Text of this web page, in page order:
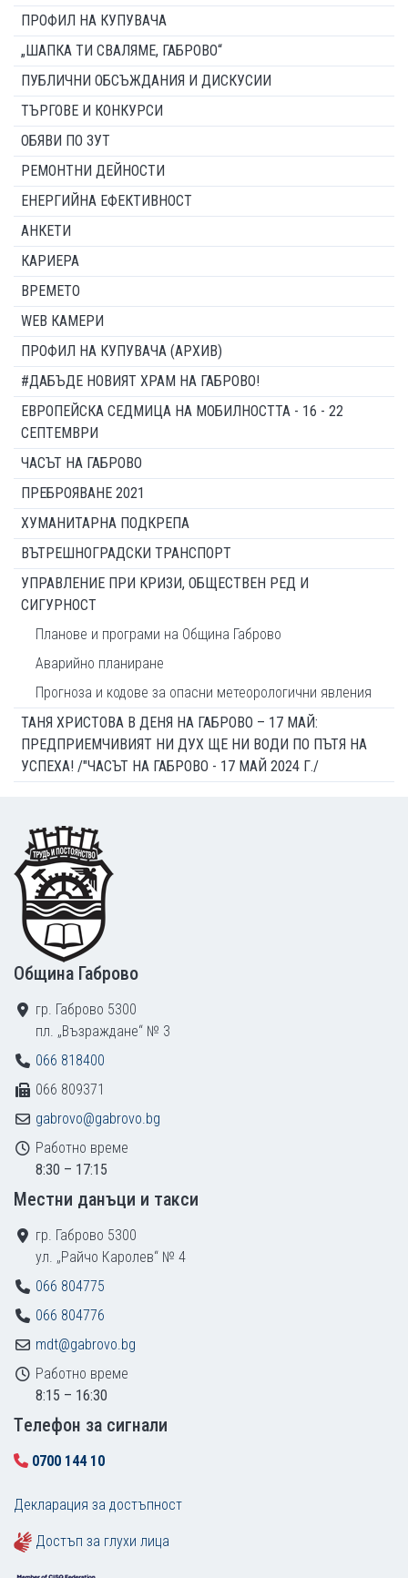
ПРОФИЛ НА КУПУВАЧА
„ШАПКА ТИ СВАЛЯМЕ, ГАБРОВО“
ПУБЛИЧНИ ОБСЪЖДАНИЯ И ДИСКУСИИ
ТЪРГОВЕ И КОНКУРСИ
ОБЯВИ ПО ЗУТ
РЕМОНТНИ ДЕЙНОСТИ
ЕНЕРГИЙНА ЕФЕКТИВНОСТ
АНКЕТИ
КАРИЕРА
ВРЕМЕТО
WEB КАМЕРИ
ПРОФИЛ НА КУПУВАЧА (АРХИВ)
#ДАБЪДЕ НОВИЯТ ХРАМ НА ГАБРОВО!
ЕВРОПЕЙСКА СЕДМИЦА НА МОБИЛНОСТТА - 16 - 22
СЕПТЕМВРИ
ЧАСЪТ НА ГАБРОВО
ПРЕБРОЯВАНЕ 2021
ХУМАНИТАРНА ПОДКРЕПА
ВЪТРЕШНОГРАДСКИ ТРАНСПОРТ
УПРАВЛЕНИЕ ПРИ КРИЗИ, ОБЩЕСТВЕН РЕД И
СИГУРНОСТ
Планове и програми на Община Габрово
Аварийно планиране
Прогноза и кодове за опасни метеорологични явления
ТАНЯ ХРИСТОВА В ДЕНЯ НА ГАБРОВО – 17 МАЙ:
ПРЕДПРИЕМЧИВИЯТ НИ ДУХ ЩЕ НИ ВОДИ ПО ПЪТЯ НА
УСПЕХА! /"ЧАСЪТ НА ГАБРОВО - 17 МАЙ 2024 Г./
Footer
Община Габрово
гр. Габрово 5300
пл. „Възраждане“ № 3
066 818400
066 809371
gabrovo@gabrovo.bg
Работно време
8:30 – 17:15
Местни данъци и такси
гр. Габрово 5300
ул. „Райчо Каролев“ № 4
066 804775
066 804776
mdt@gabrovo.bg
Работно време
8:15 – 16:30
Tелефон за сигнали
0700 144 10
Декларация за достъпност
Достъп за глухи лица